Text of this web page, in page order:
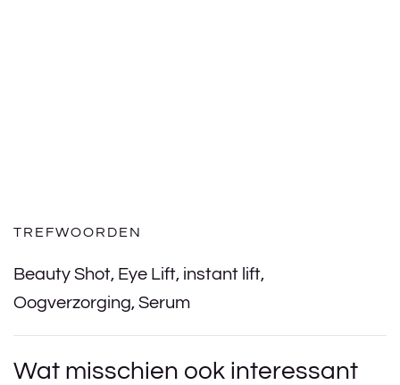
TREFWOORDEN
Beauty Shot, Eye Lift, instant lift,
Oogverzorging, Serum
Wat misschien ook interessant